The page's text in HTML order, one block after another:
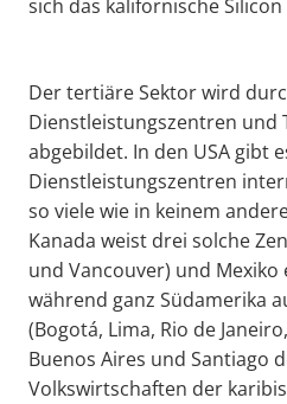
sich das kalifornische Silicon
Der tertiäre Sektor wird
Dienstleistungszentren und
abgebildet. In den USA gibt
Dienstleistungszentren
so viele wie in keinem
Kanada weist drei solche
und Vancouver) und Mexiko
während ganz Südamerika
(Bogotá, Lima, Rio de
Buenos Aires und Santiago
Volkswirtschaften der